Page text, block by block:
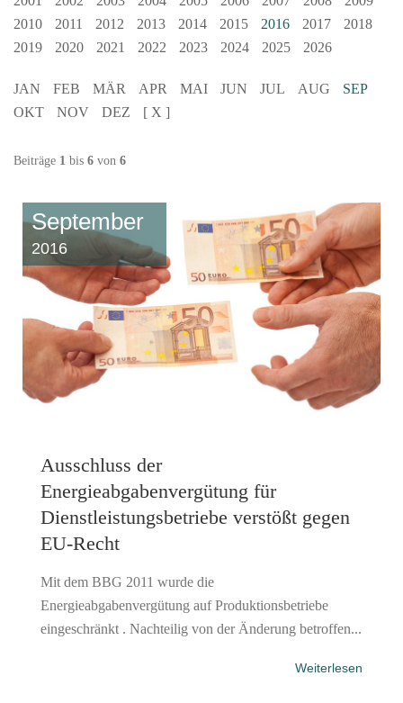
2010
2011 2012 2013 2014 2015 2016 2017
2018
2019
2020 2021 2022 2023 2024 2025 2026
JAN FEB MÄR APR MAI JUN JUL AUG
SEP
OKT
NOV DEZ [ X ]
Beiträge 1 bis 6 von 6
September
2016
Ausschluss der
Energieabgabenvergütung für
Dienstleistungsbetriebe verstößt gegen
EU-Recht
Mit dem BBG 2011 wurde die
Energieabgabenvergütung auf Produktionsbetriebe
eingeschränkt . Nachteilig von der Änderung betroffen...
Weiterlesen